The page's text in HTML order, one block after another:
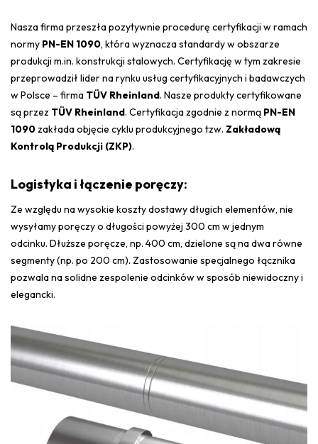
Nasza firma przeszła pozytywnie procedurę certyfikacji w ramach
normy PN-EN 1090, która wyznacza standardy w obszarze
produkcji m.in. konstrukcji stalowych. Certyfikację w tym zakresie
przeprowadził lider na rynku usług certyfikacyjnych i badawczych
w Polsce – firma TÜV Rheinland. Nasze produkty certyfikowane
są przez TÜV Rheinland. Certyfikacja zgodnie z normą PN-EN
1090zakłada objęcie cyklu produkcyjnego tzw. Zakładową
Kontrolą Produkcji (ZKP).
Logistyka i łączenie poręczy:
Ze względu na wysokie koszty dostawy długich elementów, nie
wysyłamy poręczy o długości powyżej 300 cm w jednym
odcinku. Dłuższe poręcze, np. 400 cm, dzielone są na dwa równe
segmenty (np. po 200 cm). Zastosowanie specjalnego łącznika
pozwala na solidne zespolenie odcinków w sposób niewidoczny i
elegancki.